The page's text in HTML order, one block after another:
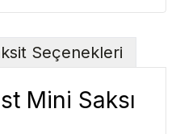
Seçenekleri
Mini Saksı